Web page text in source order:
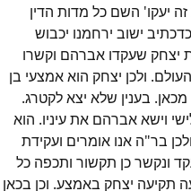
זה יעקו' השם כל מדות הדין
ישוב ירחמנו יכבוש
יצחק שעקדו אברהם וקשרו
ולכן יצחק הוא אמצעי בן
בענין שלא יצא לקטרג.
וישא אברהם את עיניו. הוא
בר"ה אנו אומרים ועקידת
ונקשר כן תקשור ותכפה כל
תקיעה יצחק באמצע. וכן בכאן